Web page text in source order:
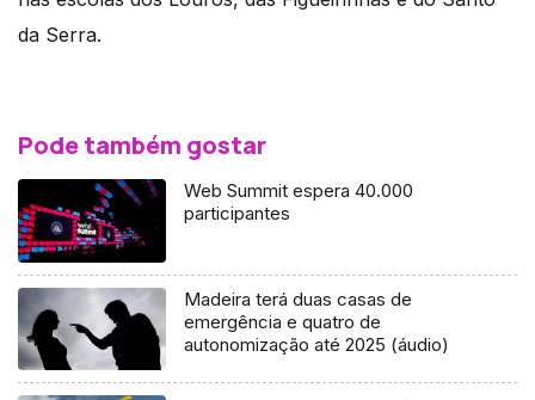
da Serra.
Pode também gostar
Web Summit espera 40.000
participantes
Madeira terá duas casas de
emergência e quatro de
autonomização até 2025 (áudio)